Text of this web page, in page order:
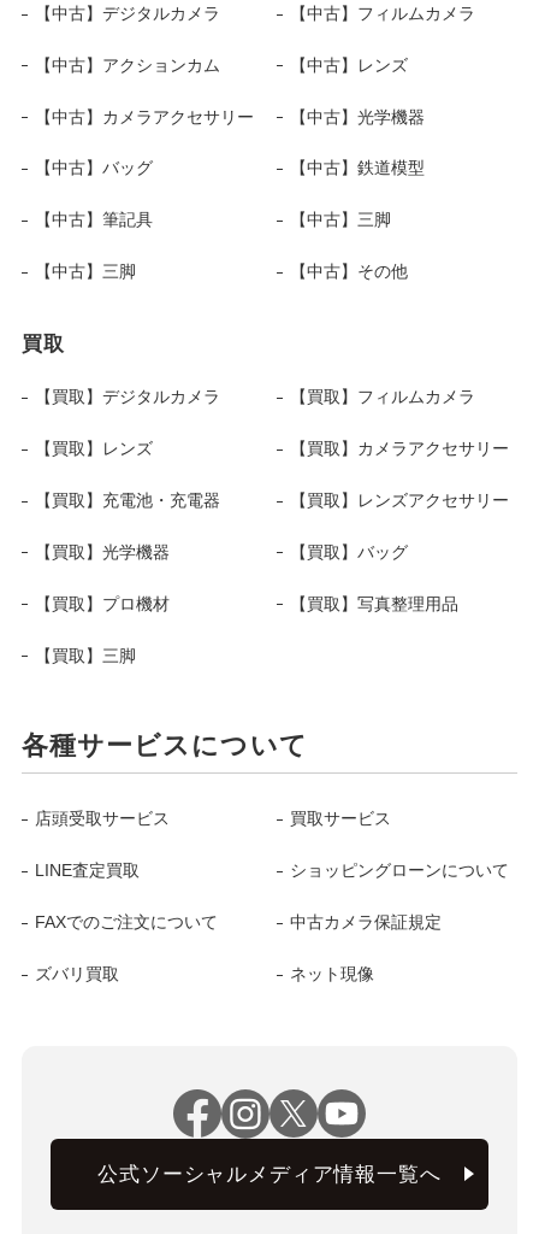
【中古】デジタルカメラ 【中古】フィルムカメラ
【中古】アクションカム 【中古】レンズ
【中古】カメラアクセサリー 【中古】光学機器
【中古】バッグ 【中古】鉄道模型
【中古】筆記具 【中古】三脚
【中古】三脚 【中古】その他
買取
【買取】デジタルカメラ 【買取】フィルムカメラ
【買取】レンズ 【買取】カメラアクセサリー
【買取】充電池・充電器 【買取】レンズアクセサリー
【買取】光学機器 【買取】バッグ
【買取】プロ機材 【買取】写真整理用品
【買取】三脚
各種サービスについて
店頭受取サービス 買取サービス
LINE査定買取 ショッピングローンについて
FAXでのご注文について 中古カメラ保証規定
ズバリ買取 ネット現像
公式ソーシャルメディア情報一覧へ